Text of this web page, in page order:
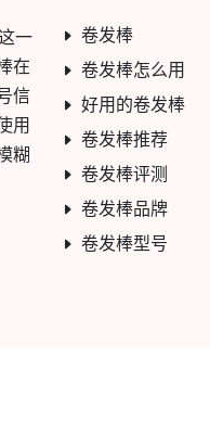
一
在
信
用
糊
卷发棒
卷发棒怎么用
好用的卷发棒
卷发棒推荐
卷发棒评测
卷发棒品牌
卷发棒型号